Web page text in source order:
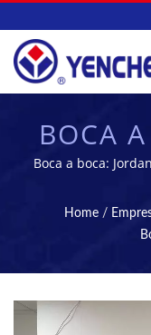
BOCA
|
Boca a boca:
se ha
Home /